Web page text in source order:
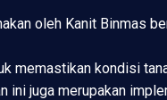
oleh Kanit Binmas
memastikan kondisi
ini juga merupakan